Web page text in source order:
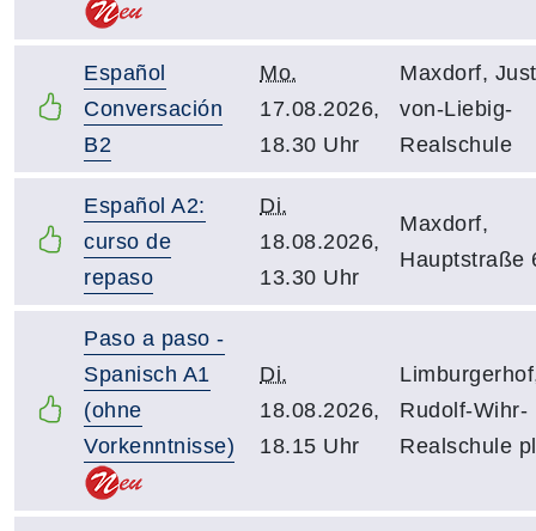
Español
Conversación
B2
Mo.
17.08.2026,
18.30 Uhr
Maxdorf,
von-Liebig-
Realschule
Español A2:
curso de
repaso
Di.
18.08.2026,
13.30 Uhr
Maxdorf,
Hauptstraße
Paso a paso -
Spanisch A1
(ohne
Vorkenntnisse)
Di.
18.08.2026,
18.15 Uhr
Rudolf-Wihr-
Realschule